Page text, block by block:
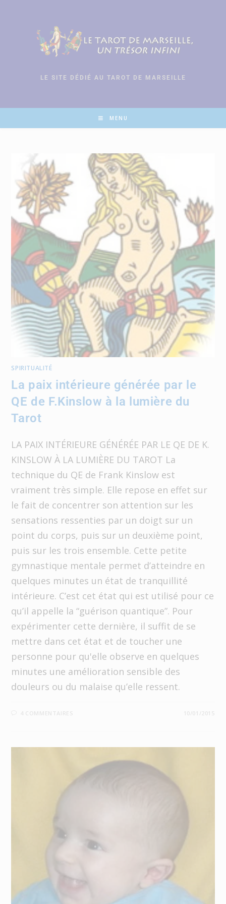
LE SITE DÉDIÉ AU TAROT DE MARSEILLE
MENU
SPIRITUALITÉ
La paix intérieure générée par le
QE de F.Kinslow à la lumière du
Tarot
LA PAIX INTÉRIEURE GÉNÉRÉE PAR LE QE DE K.
KINSLOW À LA LUMIÈRE DU TAROT La
technique du QE de Frank Kinslow est
vraiment très simple. Elle repose en effet sur
le fait de concentrer son attention sur les
sensations ressenties par un doigt sur un
point du corps, puis sur un deuxième point,
puis sur les trois ensemble. Cette petite
gymnastique mentale permet d’atteindre en
quelques minutes un état de tranquillité
intérieure. C’est cet état qui est utilisé pour ce
qu’il appelle la “guérison quantique”. Pour
expérimenter cette dernière, il suffit de se
mettre dans cet état et de toucher une
personne pour qu'elle observe en quelques
minutes une amélioration sensible des
douleurs ou du malaise qu’elle ressent.
4 COMMENTAIRES 10/01/2015